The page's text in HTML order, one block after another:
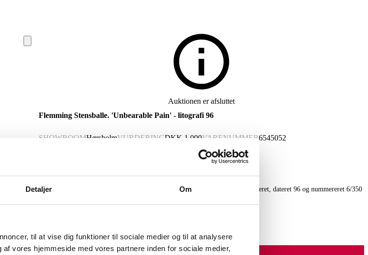
Detaljer Om
til at vise dig funktioner til sociale medier og til at analysere
vores hjemmeside med vores partnere inden for sociale medier,
Auktionen er afsluttet
Flemming Stensballe. 'Unbearable Pain' - litografi 96
SHOWROOMHørsholmVURDERINGDKK 1.000VARENUMMER6545052
Flemming Stensballe (f. 1946): Litografisk komposition 'Unbearable Pain' signeret, dateret 96 og nummereret 6/350
Lignende varer